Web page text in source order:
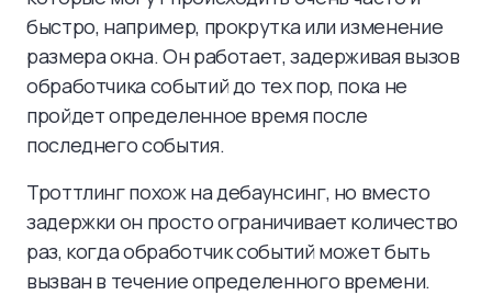
быстро, например, прокрутка или изменение
размера окна. Он работает, задерживая вызов
обработчика событий до тех пор, пока не
пройдет определенное время после
последнего события.
Троттлинг похож на дебаунсинг, но вместо
задержки он просто ограничивает количество
раз, когда обработчик событий может быть
вызван в течение определенного времени.